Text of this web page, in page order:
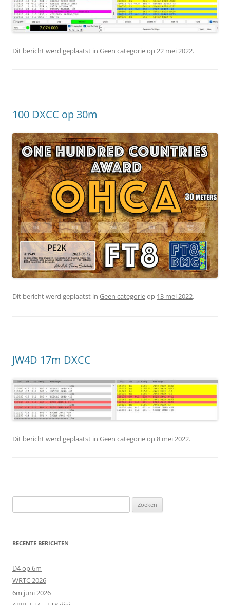
Dit bericht werd geplaatst in Geen categorieop22 mei 2022.
100 DXCC op 30m
Dit bericht werd geplaatst in Geen categorieop 13 mei 2022.
JW4D 17m DXCC
Dit bericht werd geplaatst in Geen categorieop8 mei 2022.
naar:
RECENTE BERICHTEN
D4 op 6m
WRTC 2026
6m juni 2026